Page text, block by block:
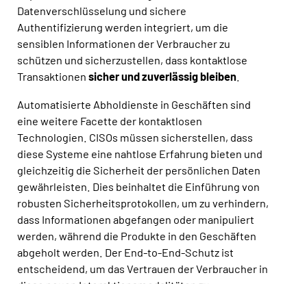
Datenverschlüsselung und sichere
Authentifizierung werden integriert, um die
sensiblen Informationen der Verbraucher zu
schützen und sicherzustellen, dass kontaktlose
Transaktionen sicher und zuverlässig bleiben
Automatisierte Abholdienste in Geschäften sind
eine weitere Facette der kontaktlosen
Technologien. CISOs müssen sicherstellen, dass
diese Systeme eine nahtlose Erfahrung bieten und
gleichzeitig die Sicherheit der persönlichen Daten
gewährleisten. Dies beinhaltet die Einführung von
robusten Sicherheitsprotokollen, um zu verhindern,
dass Informationen abgefangen oder manipuliert
werden, während die Produkte in den Geschäften
abgeholt werden. Der End-to-End-Schutz ist
entscheidend, um das Vertrauen der Verbraucher in